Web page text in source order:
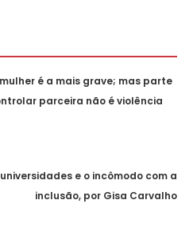
é a mais grave; mas parte
parceira não é violência
e o incômodo com a
inclusão, por Gisa Carvalho